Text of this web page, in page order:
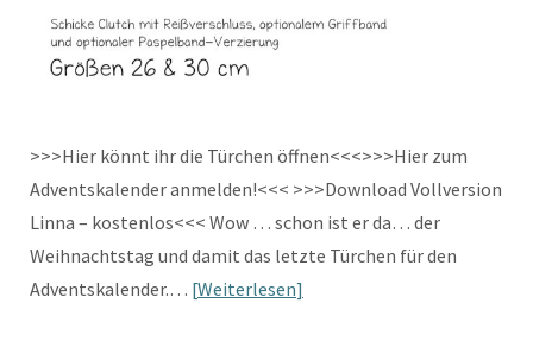
>>>Hier könnt ihr die Türchen öffnen<<<>>>Hier zum
Adventskalender anmelden!<<< >>>Download Vollversion
Linna – kostenlos<<< Wow … schon ist er da… der
Weihnachtstag und damit das letzte Türchen für den
Adventskalender.… Weiterlesen